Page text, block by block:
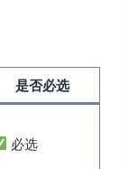
是否必选
必选